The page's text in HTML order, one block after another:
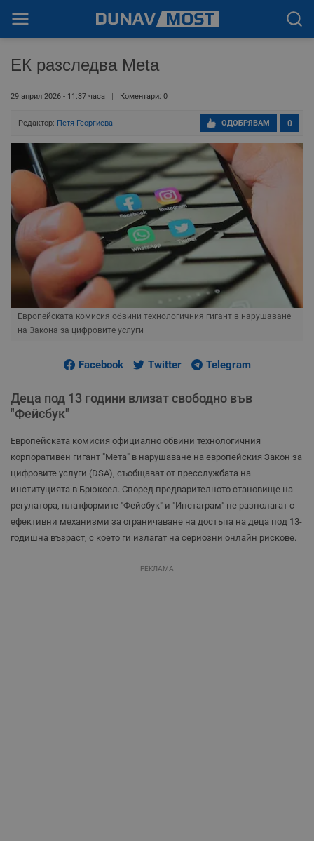
ЕК разследва Meta
29 април 2026 - 11:37 часа Коментари: 0
Редактор: Петя Георгиева 0
ОДОБРЯВАМ
Европейската комисия обвини технологичния гигант в нарушаване
на Закона за цифровите услуги
Facebook Twitter Telegram
Деца под 13 години влизат свободно във
"Фейсбук"
Европейската комисия официално обвини технологичния
корпоративен гигант "Мета" в нарушаване на европейския Закон за
цифровите услуги (DSA), съобщават от пресслужбата на
институцията в Брюксел. Според предварителното становище на
регулатора, платформите "Фейсбук" и "Инстаграм" не разполагат с
ефективни механизми за ограничаване на достъпа на деца под 13-
годишна възраст, с което ги излагат на сериозни онлайн рискове.
РЕКЛАМА